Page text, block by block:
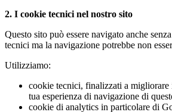
2. I cookie tecnici nel nostro sito
Questo sito può essere navigato anche
tecnici ma la navigazione potrebbe non
Utilizziamo:
cookie tecnici, finalizzati a migliorare
tua esperienza di navigazione di
cookie di analytics in particolare di